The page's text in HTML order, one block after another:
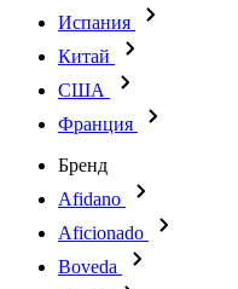
Испания
Китай
США
Франция
Бренд
Afidano
Aficionado
Boveda